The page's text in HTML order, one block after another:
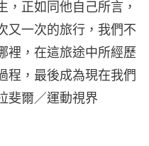
，正如同他自己所言，
又一次的旅行，我們不
裡，在這旅途中所經歷
程，最後成為現在我們
斐爾／運動視界